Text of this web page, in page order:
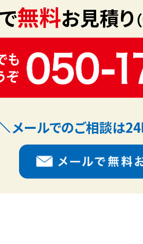
無料お見積り
メールでのご相談は